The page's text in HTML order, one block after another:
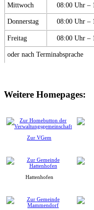
Mittwoch 08:00 Uhr –
Donnerstag 08:00 Uhr –
Freitag 08:00 Uhr –
oder nach Terminabsprache
Weitere Homepages:
Zur VGem
Hattenhofen